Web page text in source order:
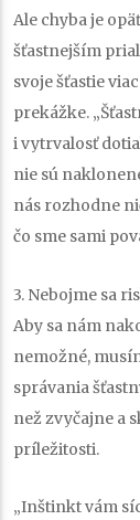
Ale chyba je
šťastnejším prial
svoje šťastie
prekážke.
i vytrvalosť
nie sú
nás rozhodne
čo sme sami
3. Nebojme sa
Aby sa nám
nemožné,
správania
než zvyčajne a
príležitosti.
„Inštinkt vám